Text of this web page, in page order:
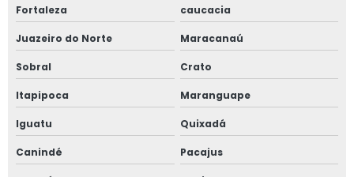
Fortaleza
caucacia
Juazeiro do Norte Maracanaú
Sobral Crato
Itapipoca Maranguape
Iguatu Quixadá
Canindé Pacajus